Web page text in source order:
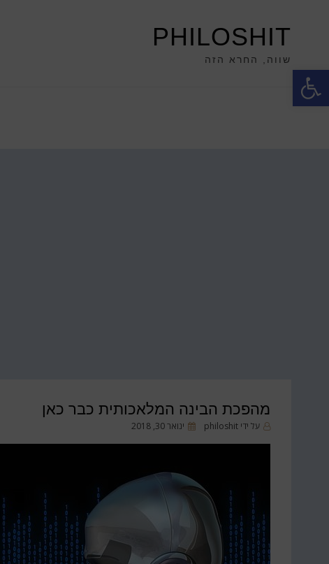
פתח סרגל נגישות
PHILOSHIT
שווה, החרא הזה
מהפכת הבינה המלאכותית כבר כאן
על ידיphiloshit
פורסםינואר 30, 2018